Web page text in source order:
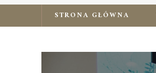
STRONA GŁÓWNA